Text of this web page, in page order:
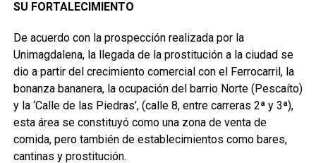
SU FORTALECIMIENTO
De acuerdo con la prospección realizada por la
Unimagdalena, la llegada de la prostitución a la ciudad se
dio a partir del crecimiento comercial con el Ferrocarril, la
bonanza bananera, la ocupación del barrio Norte (Pescaíto)
y la ‘Calle de las Piedras’, (calle 8, entre carreras 2ª y 3ª),
esta área se constituyó como una zona de venta de
comida, pero también de establecimientos como bares,
cantinas y prostitución.